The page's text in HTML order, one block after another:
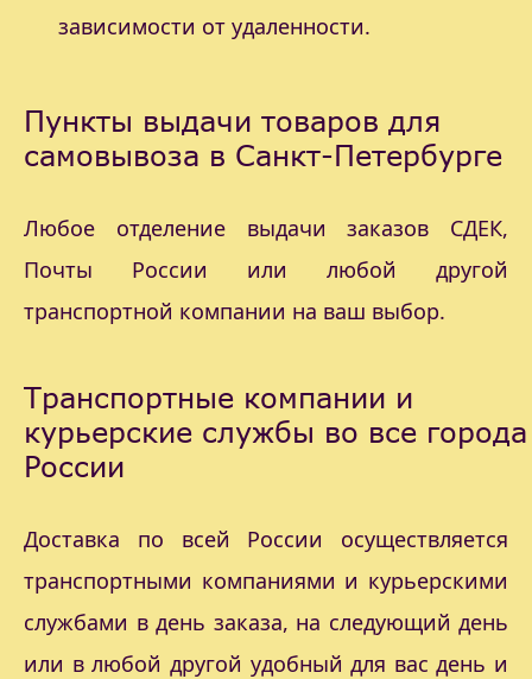
зависимости от удаленности.
Пункты выдачи товаров для
самовывоза в Санкт-Петербурге
Любое отделение выдачи заказов СДЕК,
Почты России или любой другой
транспортной компании на ваш выбор.
Транспортные компании и
курьерские службы во все города
России
Доставка по всей России осуществляется
транспортными компаниями и курьерскими
службами в день заказа, на следующий день
или в любой другой удобный для вас день и